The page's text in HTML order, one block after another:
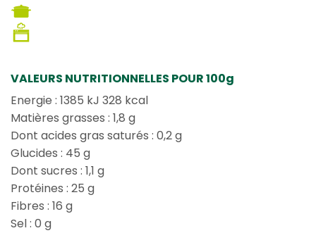
VALEURS NUTRITIONNELLES POUR 100g
Energie : 1385 kJ 328 kcal
Matières grasses : 1,8 g
Dont acides gras saturés : 0,2 g
Glucides : 45 g
Dont sucres : 1,1 g
Protéines : 25 g
Fibres : 16 g
Sel : 0 g